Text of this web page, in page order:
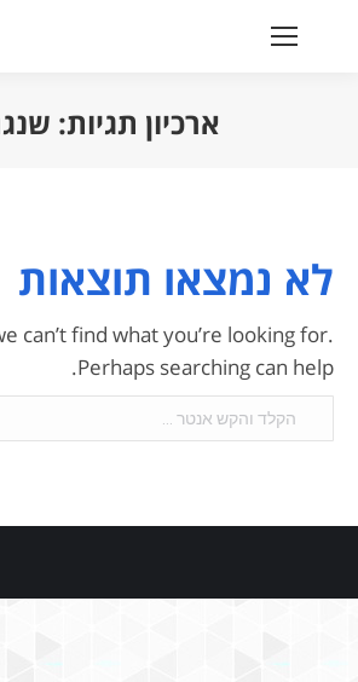
ארכיון תגיות:
לא נמצאו תוצאות
can’t find what you’re looking for.
Perhaps searching can help.
Search: